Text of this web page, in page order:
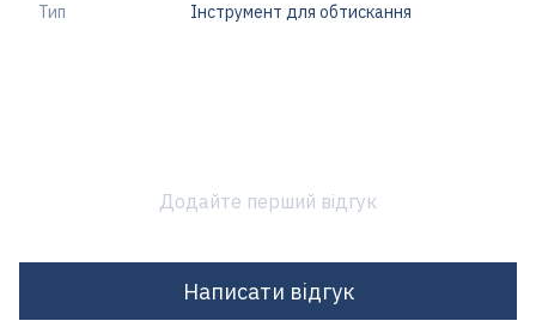
Тип Інструмент для обтискання
Додайте перший відгук
Написати відгук